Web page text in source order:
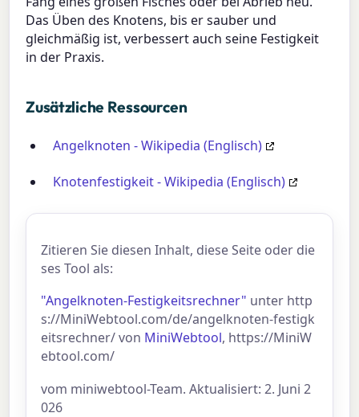
Das Üben des Knotens, bis er sauber und
gleichmäßig ist, verbessert auch seine Festigkeit
in der Praxis.
Zusätzliche Ressourcen
Angelknoten - Wikipedia (Englisch)
Knotenfestigkeit - Wikipedia (Englisch)
Zitieren Sie diesen Inhalt, diese Seite oder die
ses Tool als:
"Angelknoten-Festigkeitsrechner" unter http
s://MiniWebtool.com/de/angelknoten-festigk
eitsrechner/ von MiniWebtool, https://MiniW
ebtool.com/
vom miniwebtool-Team. Aktualisiert: 2. Juni 2
026